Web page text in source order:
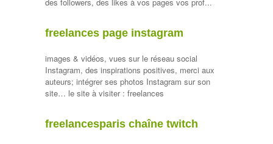
freelances page instagram
images & vidéos, vues sur le réseau social
Instagram, des inspirations positives, merci aux
auteurs; intégrer ses photos Instagram sur son
site… le site à visiter : freelances
freelancesparis chaîne twitch